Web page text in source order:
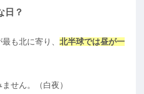
日？
も北に寄り、 北半球では昼が一
せん。（白夜）